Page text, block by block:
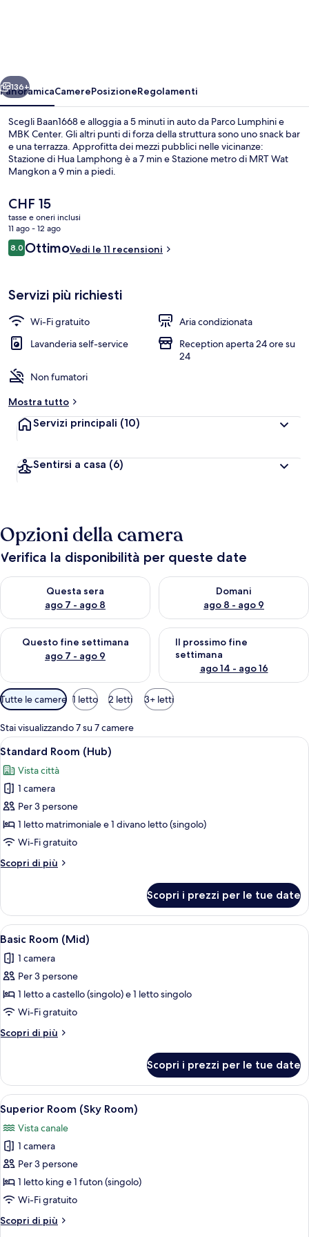
Avanti
136+
PanoramicaCamerePosizioneRegolamenti
Scegli Baan1668 e alloggia a 5 minuti in auto da Parco Lumphini e
MBK Center. Gli altri punti di forza della struttura sono uno snack bar
e una terrazza. Approfitta dei mezzi pubblici nelle vicinanze:
Stazione di Hua Lamphong è a 7 min e Stazione metro di MRT Wat
Mangkon a 9 min a piedi.
Il
prezzo
attuale
è
CHF 15
CHF 15
tasse e oneri inclusi
11 ago - 12 ago
Recensioni
8.08.0 su 10
OttimoVedi le 11 recensioni
Servizi più richiesti
Wi-Fi gratuito
Aria condizionata
Lavanderia self-service
Reception aperta 24 ore su
24
Non fumatori
Mostra tutto
Servizi principali (10)
Sentirsi a casa (6)
Opzioni della camera
Verifica la disponibilità per queste date
Questa sera
ago 7 - ago 8
Verifica la disponibilità per questa sera, ago 7 - ago 8
Domani
ago 8 - ago 9
Verifica la disponibilità per
Questo fine settimana
ago 7 - ago 9
Verifica la disponibilità per questo fine settimana, ago 7 - ago
Il prossimo fine
settimana
ago 14 - ago 16
Verifica la disponibilità per il
Filtri
disponibili
per
le
camere
Tutte le camere 1 letto 2 letti 3+ letti
Stai visualizzando 7 su 7 camere
Apri
tutte
le
foto
per
Standard
Room
Una stanza con un letto, una
6
Standard Room (Hub)
Vista città
1 camera
Per 3 persone
1 letto matrimoniale e 1 divano letto (singolo)
Wi-Fi gratuito
Scopri di più
Altri
Room
(Hub)
Scopri i prezzi per le tue date
Apri
tutte
le
foto
per
Basic
Room
(Mid)
7
Basic Room (Mid)
1 camera
Per 3 persone
1 letto a castello (singolo) e 1 letto singolo
Wi-Fi gratuito
Scopri di più
Altri
Room
(Mid)
Scopri i prezzi per le tue date
Apri
tutte
le
foto
per
Superior
Room
Room)
Una camera da letto con un letto in
11
Superior Room (Sky Room)
Vista canale
1 camera
Per 3 persone
1 letto king e 1 futon (singolo)
Wi-Fi gratuito
Scopri di più
Altri